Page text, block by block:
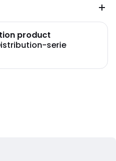
product
serie